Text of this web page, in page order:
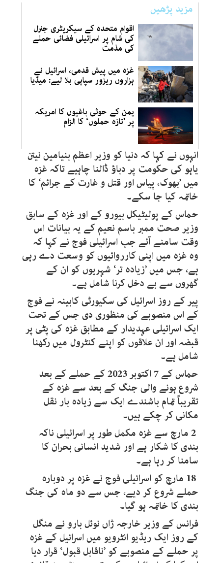
مزید پڑھیں
اقوام متحدہ کے سیکریٹری جنرل
کی شام پر اسرائیلی فضائی حملے
کی مذمت
غزہ میں پیش قدمی، اسرائیل نے
ہزاروں ریزور سپاہی بلا لیے: میڈیا
یمن کے حوثی باغیوں کا امریکہ
پر ’تازہ حملوں‘ کا الزام
انہوں نے کہا کہ دنیا کو وزیر اعظم بنیامین نیتن
یاہو کی حکومت پر دباؤ ڈالنا چاہیے تاکہ غزہ
میں ’بھوک، پیاس اور قتل و غارت کے جرائم‘ کا
خاتمہ کیا جا سکے۔
حماس کے پولیٹیکل بیورو کے اور غزہ کے سابق
وزیر صحت ممبر باسم نعیم کے یہ بیانات اس
وقت سامنے آئے جب اسرائیلی فوج نے کہا کہ
وہ غزہ میں اپنی کارروائیوں کو وسعت دے رہی
ہے، جس میں ’زیادہ تر‘ شہریوں کو ان کے
گھروں سے بے دخل کرنا شامل ہے۔
پیر کے روز اسرائیل کی سکیورٹی کابینہ نے فوج
کے اس منصوبے کی منظوری دی جس کے تحت
ایک اسرائیلی عہدیدار کے مطابق غزہ کی پٹی پر
قبضہ اور ان علاقوں کو اپنے کنٹرول میں رکھنا
شامل ہے۔
حماس کے 7 اکتوبر 2023 کے حملے کے بعد
شروع ہونے والی جنگ کے بعد سے غزہ کے
تقریباً تمام باشندے ایک سے زیادہ بار نقل
مکانی کر چکے ہیں۔
2مارچ سے غزہ مکمل طور پر اسرائیلی ناکہ
بندی کا شکار ہے اور شدید انسانی بحران کا
سامنا کر رہا ہے۔
18 مارچ کو اسرائیلی فوج نے غزہ پر دوبارہ
حملے شروع کر دیے، جس سے دو ماہ کی جنگ
بندی کا خاتمہ ہو گیا۔
فرانس کے وزیر خارجہ ژاں نوئل بارو نے منگل
کے روز ایک ریڈیو انٹرویو میں اسرائیل کے غزہ
پر حملے کے منصوبے کو ’ناقابل قبول‘ قرار دیا